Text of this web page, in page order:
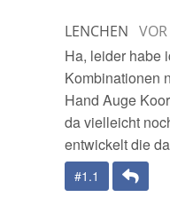
LENCHEN
Ha, leider habe
Kombinationen
Hand Auge
da vielleicht
entwickelt die
#1.1